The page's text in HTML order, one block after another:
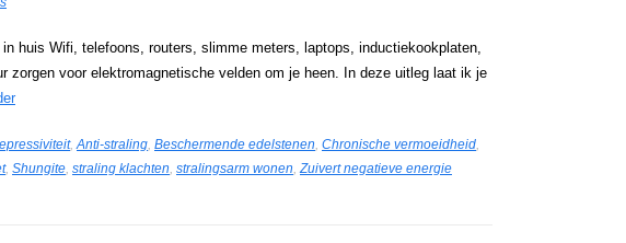
huis Wifi, telefoons, routers, slimme meters, laptops, inductiekookplaten,
zorgen voor elektromagnetische velden om je heen. In deze uitleg laat ik je
, Anti-straling Beschermende edelstenen Chronische vermoeidheid
, Shungite straling klachten stralingsarm wonen Zuivert negatieve energie